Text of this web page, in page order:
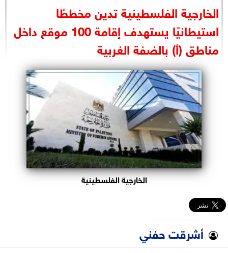
الرئاسة
البرلمان
الوزارات
الأحزاب
الخارجية الفلسطينية تدين مخططًا
استيطانيًا يستهدف إقامة 100 موقع داخل
مناطق (أ) بالضفة الغربية
الخارجية الفلسطينية
أشرقت حفني